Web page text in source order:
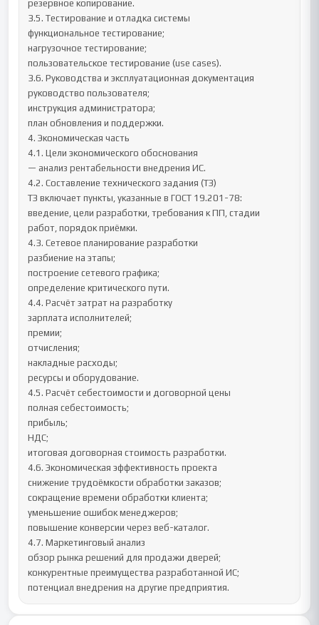
резервное копирование.
3.5. Тестирование и отладка системы
функциональное тестирование;
нагрузочное тестирование;
пользовательское тестирование (use cases).
3.6. Руководства и эксплуатационная документация
руководство пользователя;
инструкция администратора;
план обновления и поддержки.
4. Экономическая часть
4.1. Цели экономического обоснования
— анализ рентабельности внедрения ИС.
4.2. Составление технического задания (ТЗ)
ТЗ включает пункты, указанные в ГОСТ 19.201-78:
введение, цели разработки, требования к ПП, стадии
работ, порядок приёмки.
4.3. Сетевое планирование разработки
разбиение на этапы;
построение сетевого графика;
определение критического пути.
4.4. Расчёт затрат на разработку
зарплата исполнителей;
премии;
отчисления;
накладные расходы;
ресурсы и оборудование.
4.5. Расчёт себестоимости и договорной цены
полная себестоимость;
прибыль;
НДС;
итоговая договорная стоимость разработки.
4.6. Экономическая эффективность проекта
снижение трудоёмкости обработки заказов;
сокращение времени обработки клиента;
уменьшение ошибок менеджеров;
повышение конверсии через веб-каталог.
4.7. Маркетинговый анализ
обзор рынка решений для продажи дверей;
конкурентные преимущества разработанной ИС;
потенциал внедрения на другие предприятия.